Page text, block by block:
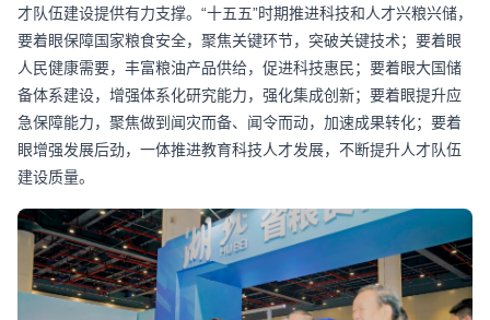
才队伍建设提供有力支撑。“十五五”时期推进科技和人才兴粮兴储，
要着眼保障国家粮食安全，聚焦关键环节，突破关键技术；要着眼
人民健康需要，丰富粮油产品供给，促进科技惠民；要着眼大国储
备体系建设，增强体系化研究能力，强化集成创新；要着眼提升应
急保障能力，聚焦做到闻灾而备、闻令而动，加速成果转化；要着
眼增强发展后劲，一体推进教育科技人才发展，不断提升人才队伍
建设质量。